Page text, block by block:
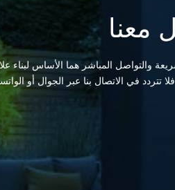
معنا
والتواصل المباشر هما الأساس لبناء
تتردد في الاتصال بنا عبر الجوال أو